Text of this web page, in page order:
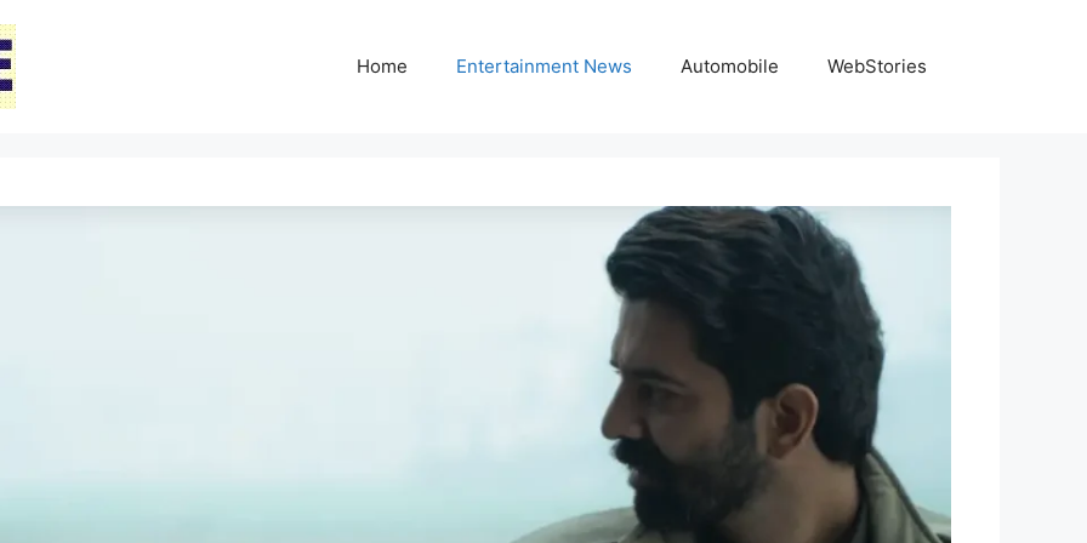
Home Entertainment News Automobile WebStories